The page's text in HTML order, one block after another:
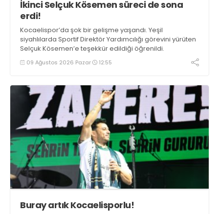
İkinci Selçuk Kösemen süreci de sona
erdi!
Kocaelispor’da şok bir gelişme yaşandı. Yeşil
siyahlılarda Sportif Direktör Yardımcılığı görevini yürüten
Selçuk Kösemen’e teşekkür edildiği öğrenildi.
09 Ağustos 2026 Pazar 12:55
Buray artık Kocaelisporlu!